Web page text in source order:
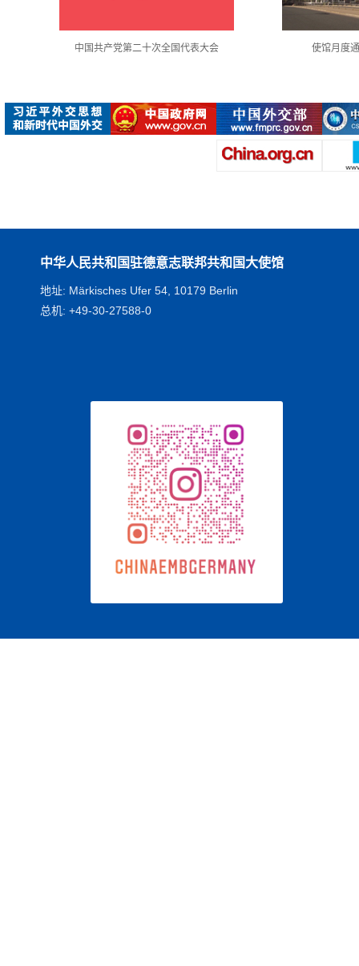
中国共产党第二十次全国代表大会 使馆月度
中华人民共和国驻德意志联邦共和国大使馆
地址: Märkisches Ufer 54, 10179 Berlin
总机: +49-30-27588-0